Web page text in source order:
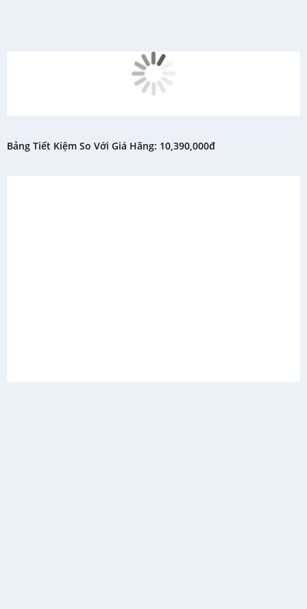
Bảng Tiết Kiệm So Với Giá Hãng: 10,390,000đ